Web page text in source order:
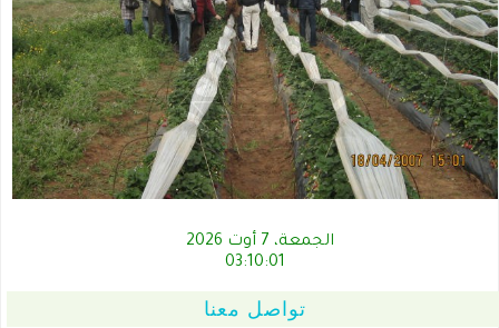
الجمعة، 7 أوت 2026
03:10:01
تواصل معنا